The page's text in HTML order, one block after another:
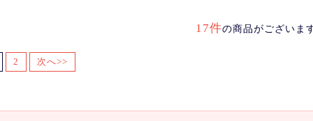
17件の商品がございま
2 次へ>>